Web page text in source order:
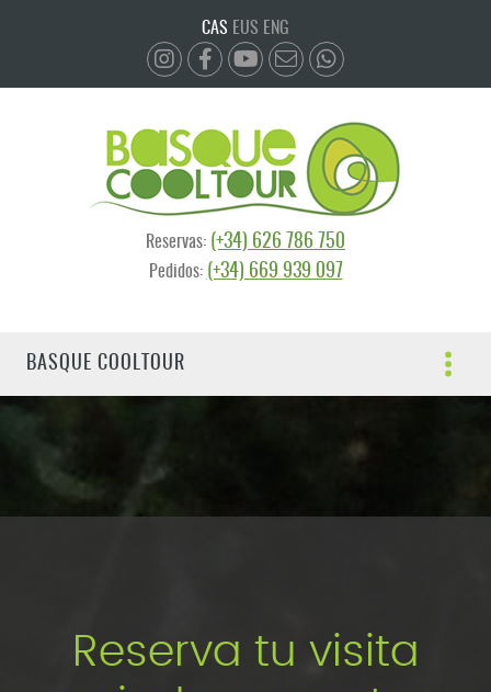
CAS EUS ENG
Reservas: (+34) 626 786 750
Pedidos: (+34) 669 939 097
BASQUE COOLTOUR
Reserva tu visita